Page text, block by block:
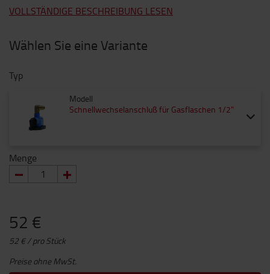
VOLLSTÄNDIGE BESCHREIBUNG LESEN
Wählen Sie eine Variante
Typ
Modell
Schnellwechselanschluß für Gasflaschen 1/2"
Menge
52 €
52 € / pro Stück
Preise ohne MwSt.